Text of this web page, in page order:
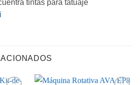
tintas para tatuaje